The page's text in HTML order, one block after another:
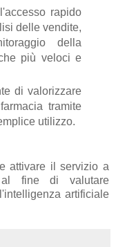
rapido
delle vendite,
della
più veloci e
di valorizzare
tramite
utilizzo.
attivare il servizio a
al fine di valutare
artificiale